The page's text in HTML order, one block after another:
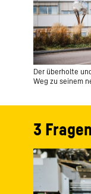
Der überholte
Weg zu seinem
3